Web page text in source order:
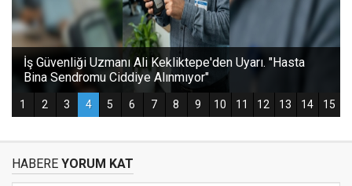
HABERE YORUM KAT